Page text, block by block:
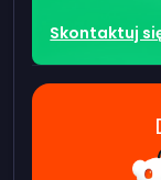
Skontaktuj